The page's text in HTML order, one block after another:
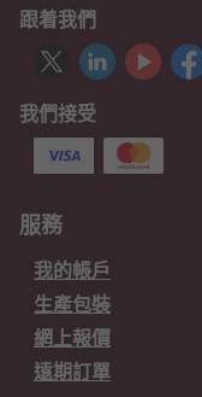
跟着我們
我們接受
服務
我的帳戶
生產包裝
網上報價
遠期訂單